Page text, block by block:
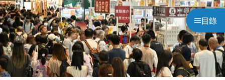
目錄